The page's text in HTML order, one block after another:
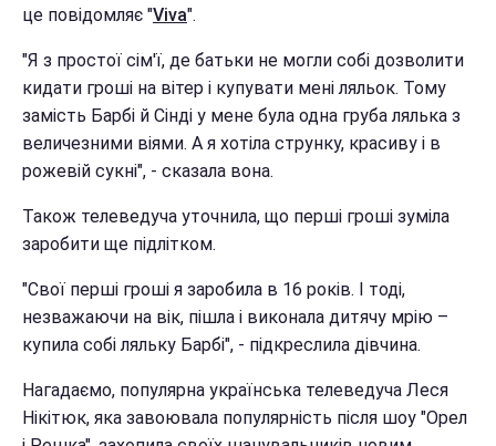
це повідомляє "Viva".
"Я з простої сім'ї, де батьки не могли собі дозволити
кидати гроші на вітер і купувати мені ляльок. Тому
замість Барбі й Сінді у мене була одна груба лялька з
величезними віями. А я хотіла струнку, красиву і в
рожевій сукні", - сказала вона.
Також телеведуча уточнила, що перші гроші зуміла
заробити ще підлітком.
"Свої перші гроші я заробила в 16 років. І тоді,
незважаючи на вік, пішла і виконала дитячу мрію –
купила собі ляльку Барбі", - підкреслила дівчина.
Нагадаємо, популярна українська телеведуча Леся
Нікітюк, яка завоювала популярність після шоу "Орел